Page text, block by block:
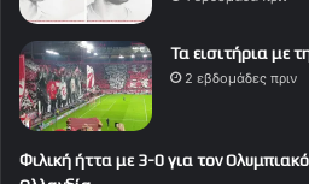
Τα εισιτήρια με
2 εβδομάδες πριν
Φιλική ήττα με 3-0 για τον